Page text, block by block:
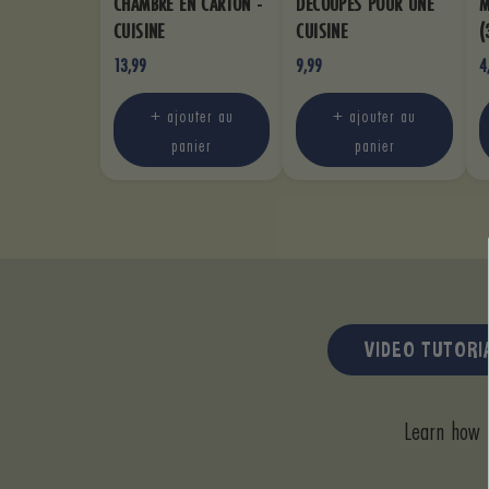
CUISINE
13,99
+ ajouter au
panier
CUISINE
9,99
+ ajouter au
panier
VIDEO
Learn